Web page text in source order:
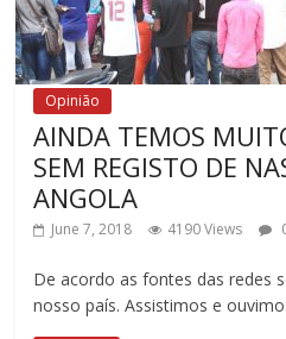
Opinião
AINDA TEMOS
SEM REGISTO DE
ANGOLA
June 7, 2018 4190 Views
De acordo as fontes das redes
nosso país. Assistimos e